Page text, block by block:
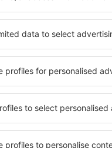
Hotel Conti
Olomouc, 07 august
Vedeți mai